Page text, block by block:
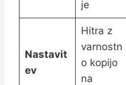
je
Nastavit
ev
Hitra z
varnostn
o kopijo
na